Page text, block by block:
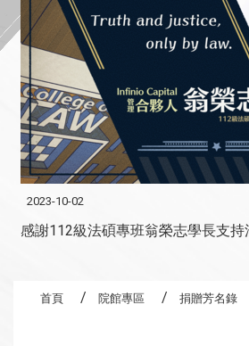
2023-10-02
感謝112級法碩專班翁榮志學長支持
首頁 院館專區 捐贈芳名錄